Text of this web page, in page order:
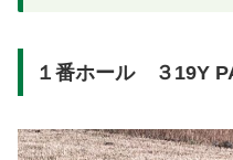
１番ホール ３19Y